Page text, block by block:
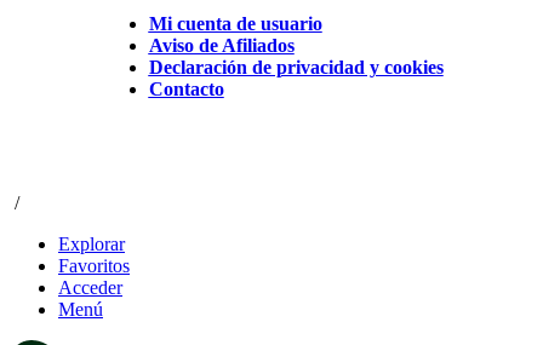
Mi cuenta de usuario
Aviso de Afiliados
Declaración de privacidad y cookies
Contacto
/
Explorar
Favoritos
Acceder
Menú